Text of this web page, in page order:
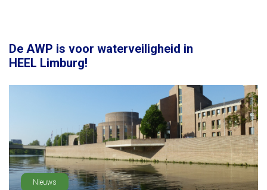
De AWP is voor waterveiligheid in
HEEL Limburg!
Nieuws